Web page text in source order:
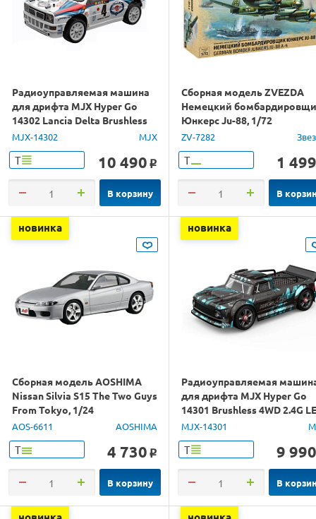
Радиоуправляемая машина
для дрифта MJX Hyper Go
14302 Lancia Delta Brushless
4WD 2.4G LED 1/14 RTR
MJX-14302 MJX
Т 10 490 o
В корзину
Сборная модель ZVEZDA
Немецкий
Юнкерс Ju-88, 1/72
ZV-7282
Т 1 499
В
новинка
Сборная модель AOSHIMA
Nissan Silvia S15 The Two Guys
From Tokyo, 1/24
AOS-6611 AOSHIMA
Т 4 730 o
В корзину
новинка
Радиоуправляемая
для дрифта MJX Hyper Go
14301 Brushless 4WD 2.4G
1/14 RTR
MJX-14301
Т 9 990
В